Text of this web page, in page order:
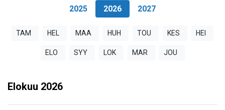
2025 2026 2027
TAM HEL MAA HUH TOU KES HEI
ELO SYY LOK MAR JOU
Elokuu 2026